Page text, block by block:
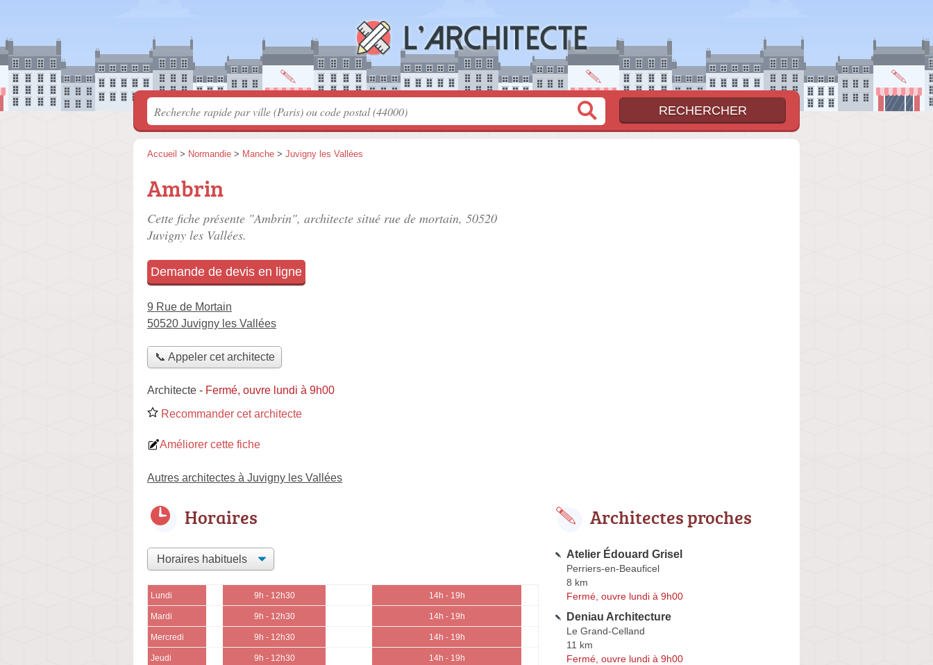
Accueil > Normandie > Manche > Juvigny les Vallées
Ambrin
Cette fiche présente "Ambrin", architecte situé rue de mortain, 50520
Juvigny les Vallées.
Demande de devis en ligne
9 Rue de Mortain
50520 Juvigny les Vallées
📞 Appeler cet architecte
Architecte - Fermé, ouvre lundi à 9h00
Recommander cet architecte
Améliorer cette fiche
Autres architectes à Juvigny les Vallées
Horaires
Lundi 9h - 12h30 14h - 19h
Mardi 9h - 12h30 14h - 19h
Mercredi 9h - 12h30 14h - 19h
Jeudi 9h - 12h30 14h - 19h
Architectes proches
Atelier Édouard Grisel
Perriers-en-Beauficel
8 km
Fermé, ouvre lundi à 9h00
Deniau Architecture
Le Grand-Celland
11 km
Fermé, ouvre lundi à 9h00